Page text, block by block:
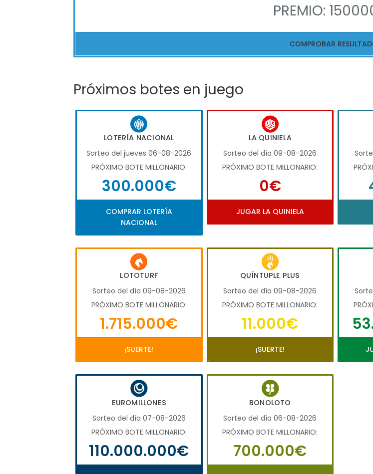
PREMIO:
COMPROBAR
Próximos botes en juego
LOTERÍA NACIONAL
Sorteo del jueves 06-08-2026
PRÓXIMO BOTE MILLONARIO:
300.000€
COMPRAR LOTERÍA
NACIONAL
LA QUINIELA
Sorteo del día 09-08-2026
PRÓXIMO BOTE MILLONARIO:
0€
JUGAR LA QUINIELA
LOTOTURF
Sorteo del día 09-08-2026
PRÓXIMO BOTE MILLONARIO:
1.715.000€
¡SUERTE!
QUÍNTUPLE PLUS
Sorteo del día 09-08-2026
PRÓXIMO BOTE MILLONARIO:
11.000€
¡SUERTE!
EUROMILLONES
Sorteo del día 07-08-2026
PRÓXIMO BOTE MILLONARIO:
110.000.000€
BONOLOTO
Sorteo del día 06-08-2026
PRÓXIMO BOTE MILLONARIO:
700.000€